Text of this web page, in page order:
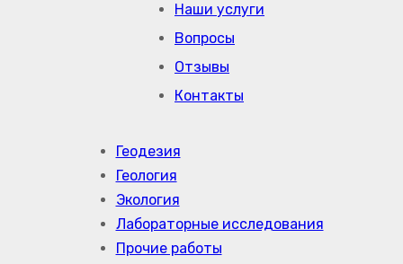
Наши услуги
Вопросы
Отзывы
Контакты
Геодезия
Геология
Экология
Лабораторные исследования
Прочие работы